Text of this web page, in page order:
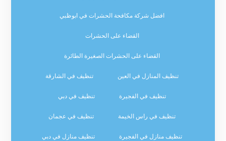
افضل شركة مكافحة الحشرات في ابوظبي
القضاء على الحشرات
القضاء على الحشرات الصغيرة الطائرة
تنظيف المنازل في العين تنظيف في الشارقة
تنظيف في الفجيرة تنظيف في دبي
تنظيف في راس الخيمة تنظيف في عجمان
تنظيف منازل في الفجيرة تنظيف منازل في دبي